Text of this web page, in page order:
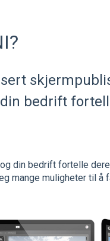
bedrift
din bedrift fortelle
mange muligheter til å